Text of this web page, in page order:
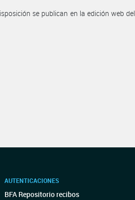
se publican en la edición web del
AUTENTICACIONES
BFA Repositorio recibos